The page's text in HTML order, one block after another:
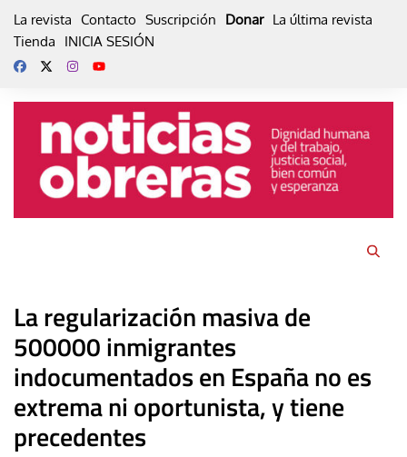
La revista Contacto Suscripción Donar La última revista
Tienda
INICIA SESIÓN
La regularización masiva de
500000 inmigrantes
indocumentados en España no es
extrema ni oportunista, y tiene
precedentes